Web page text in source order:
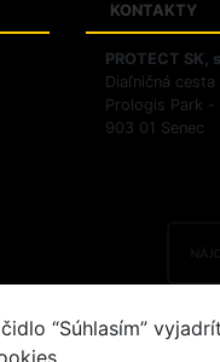
KONTAKTY
PROTECT SK,
Diaľničná cesta
Prologis Park -
903 01 Senec
“Súhlasím”